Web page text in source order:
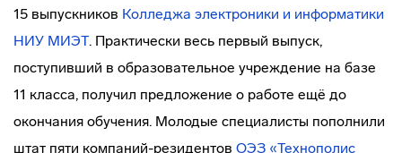
15 выпускников Колледжа электроники и информатики
НИУ МИЭТ. Практически весь первый выпуск,
поступивший в образовательное учреждение на базе
11 класса, получил предложение о работе ещё до
окончания обучения. Молодые специалисты пополнили
штат пяти компаний-резидентов ОЭЗ «Технополис